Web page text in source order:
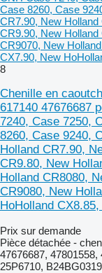
Case 8260, Case
CR7.90, New
CR9.90, New
CR9070, New
CX7.90, New
8
Chenille en
617140 47676687
7240, Case 7250,
8260, Case 9240,
Holland CR7.90,
CR9.80, New
Holland CR8080,
CR9080, New
HoHolland
Prix sur demande
Pièce détachée -
47676687, 47801558,
25P6710,